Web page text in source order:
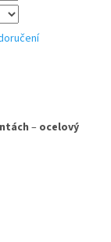
– ocelový